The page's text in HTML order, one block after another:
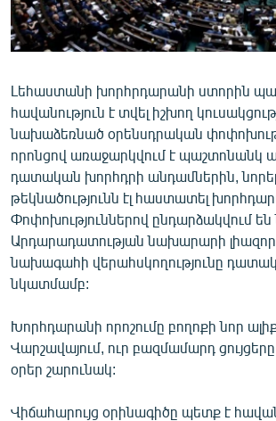
ՄԵԿՆԱԲԱՆՈՒԹՅՈՒՆ
ՏՏ ԵՒ ԻՆՏԵՐՆԵՏ
ԿՈՐՈՆԱՎԻՐՈՒՍ
ԱՐԽԻՎ
ՏԵՍԱՆՅՈՒԹԵՐ
ԲԱՆԱՎԵՃ
ՁԳՏԵԼՈՎ ԼԱՎԱԳՈՒՅՆԻՆ
ՓՈԴՔԱՍԹ
Հայերեն
English
Русский
ՀԵՏԵՎԵՔ ՄԵԶ
Լեհաստանի խորհրդարանի ստորին
հավանություն է տվել իշխող
նախաձեռնած օրենսդրական
որոնցով առաջարկվում է պաշտոնանկ
դատական խորհդրի անդամներին,
թեկնածությունն էլ հաստատել
Փոփոխություններով ընդարձակվում
Արդարադատության նախարարի
նախագահի վերահսկողությունը
նկատմամբ:
Խորհդարանի որոշումը բողոքի նոր
Վարշավայում, ուր բազմամարդ
օրեր շարունակ:
Վիճահարույց օրինագիծը պետք է